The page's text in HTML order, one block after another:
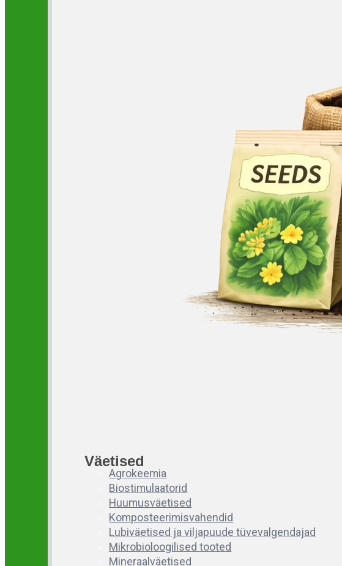
Väetised
Agrokeemia
Biostimulaatorid
Huumusväetised
Komposteerimisvahendid
Lubiväetised ja viljapuude tüvevalgendajad
Mikrobioloogilised tooted
Mineraalväetised